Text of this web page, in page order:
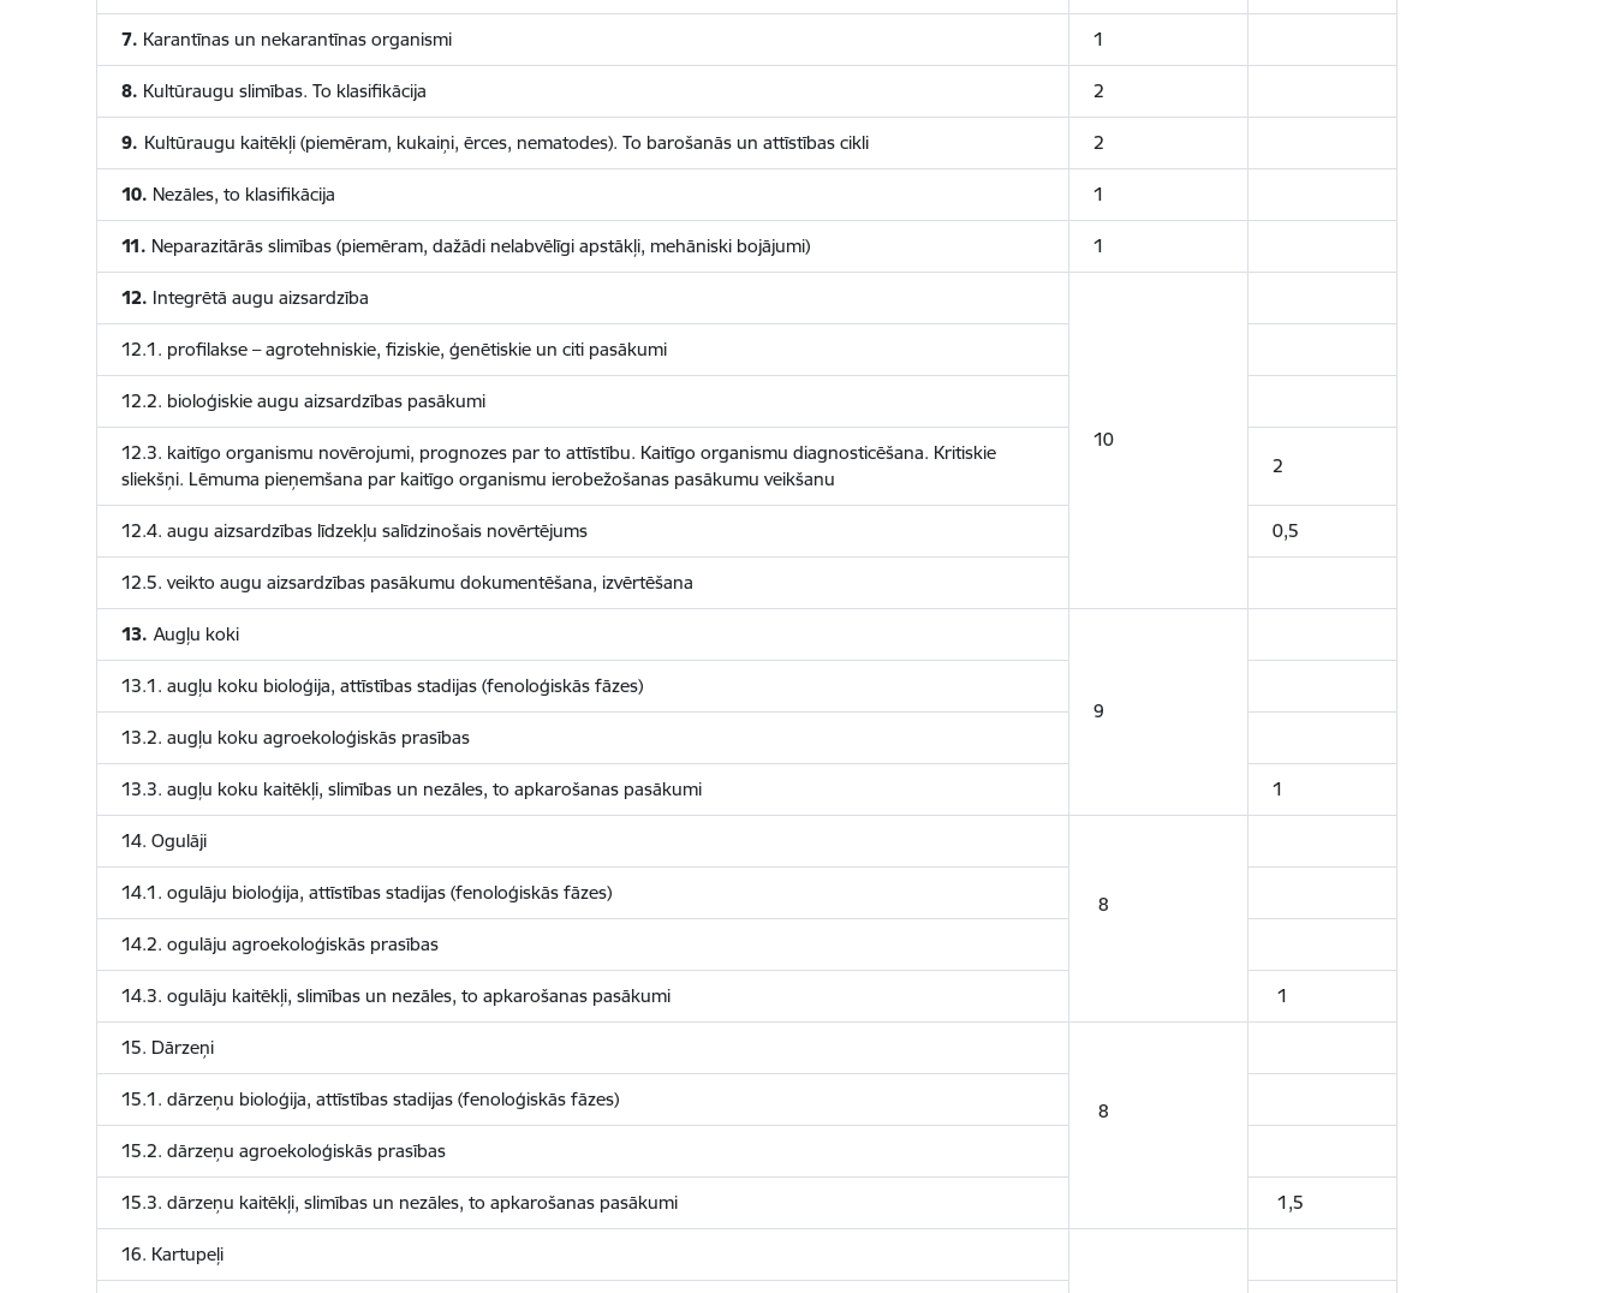
7. Karantīnas un nekarantīnas organismi 1
8. Kultūraugu slimības. To klasifikācija 2
9. Kultūraugu kaitēkļi (piemēram, kukaiņi, ērces, nematodes). To barošanās un attīstības cikli 2
10. Nezāles, to klasifikācija 1
11. Neparazitārās slimības (piemēram, dažādi nelabvēlīgi apstākļi, mehāniski bojājumi) 1
12. Integrētā augu aizsardzība
10
12.1. profilakse – agrotehniskie, fiziskie, ģenētiskie un citi pasākumi
12.2. bioloģiskie augu aizsardzības pasākumi
12.3. kaitīgo organismu novērojumi, prognozes par to attīstību. Kaitīgo organismu diagnosticēšana. Kritiskie
sliekšņi. Lēmuma pieņemšana par kaitīgo organismu ierobežošanas pasākumu veikšanu
2
12.4. augu aizsardzības līdzekļu salīdzinošais novērtējums 0,5
12.5. veikto augu aizsardzības pasākumu dokumentēšana, izvērtēšana
13. Augļu koki
9
13.1. augļu koku bioloģija, attīstības stadijas (fenoloģiskās fāzes)
13.2. augļu koku agroekoloģiskās prasības
13.3. augļu koku kaitēkļi, slimības un nezāles, to apkarošanas pasākumi 1
14. Ogulāji
8
14.1. ogulāju bioloģija, attīstības stadijas (fenoloģiskās fāzes)
14.2. ogulāju agroekoloģiskās prasības
14.3. ogulāju kaitēkļi, slimības un nezāles, to apkarošanas pasākumi 1
15. Dārzeņi
8
15.1. dārzeņu bioloģija, attīstības stadijas (fenoloģiskās fāzes)
15.2. dārzeņu agroekoloģiskās prasības
15.3. dārzeņu kaitēkļi, slimības un nezāles, to apkarošanas pasākumi 1,5
16. Kartupeļi